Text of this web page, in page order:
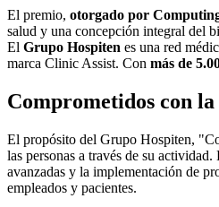
El premio, otorgado por
salud y una concepción integral del
El Grupo Hospiten es una red
marca Clinic Assist. Con más de
Comprometidos con
El propósito del Grupo Hospiten,
las personas a través de su
avanzadas y la implementación de
empleados y pacientes.